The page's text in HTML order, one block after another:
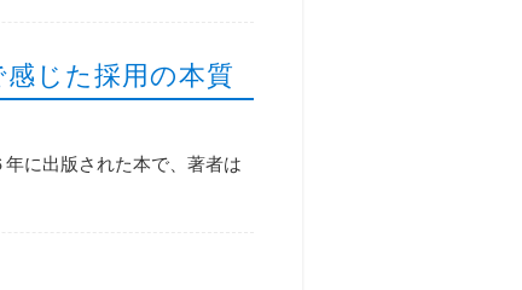
じた採用の本質
に出版された本で、著者は